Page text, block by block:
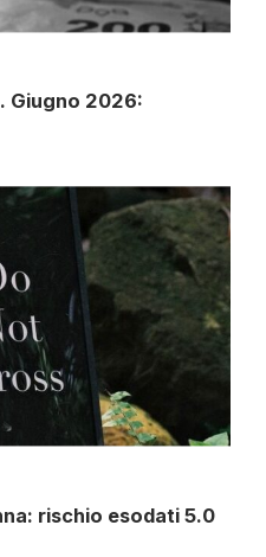
Giugno 2026:
rischio esodati 5.0